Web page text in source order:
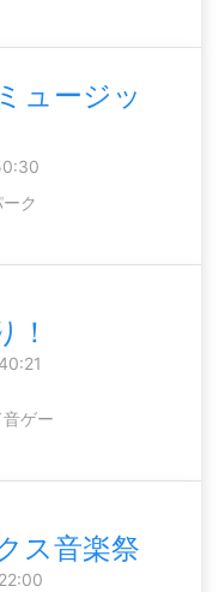
ュージッ
ク
！
ゲー
ス音楽祭